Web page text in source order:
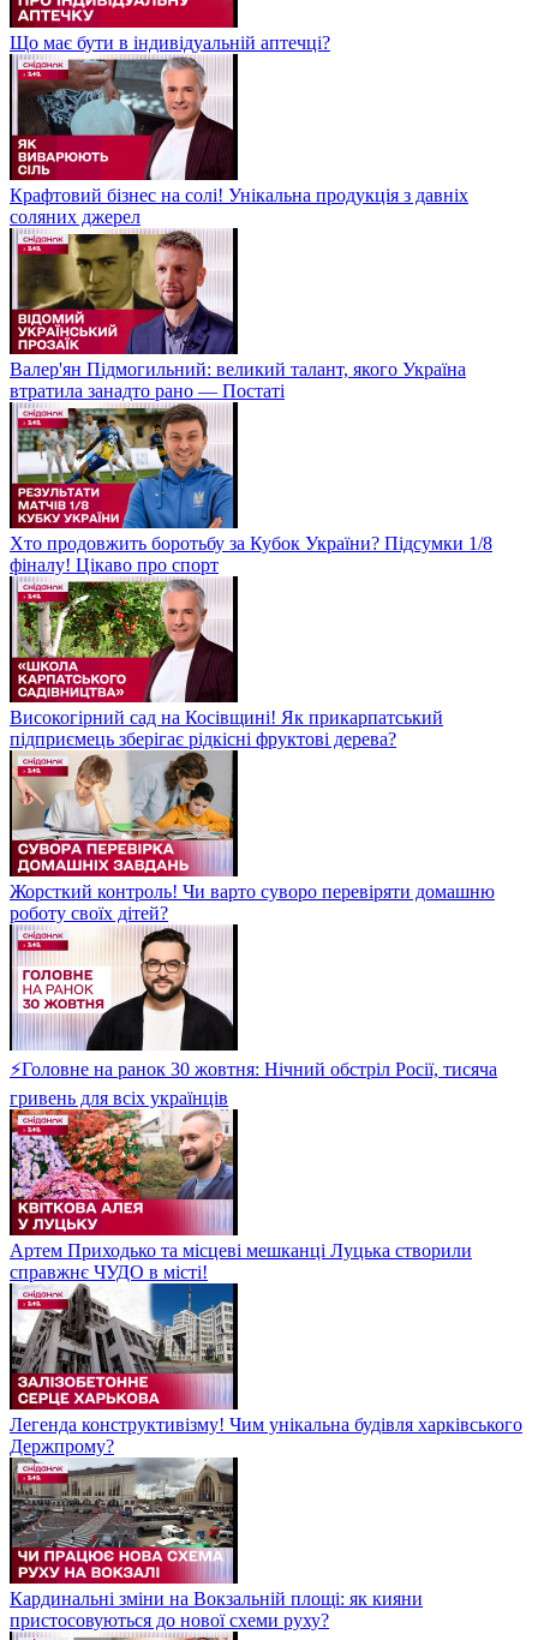
Що має бути в індивідуальній аптечці?
Крафтовий бізнес на солі! Унікальна продукція з давніх
соляних джерел
Валер'ян Підмогильний: великий талант, якого Україна
втратила занадто рано — Постаті
Хто продовжить боротьбу за Кубок України? Підсумки 1/8
фіналу! Цікаво про спорт
Високогірний сад на Косівщині! Як прикарпатський
підприємець зберігає рідкісні фруктові дерева?
Жорсткий контроль! Чи варто суворо перевіряти домашню
роботу своїх дітей?
⚡Головне на ранок 30 жовтня: Нічний обстріл Росії, тисяча
гривень для всіх українців
Артем Приходько та місцеві мешканці Луцька створили
справжнє ЧУДО в місті!
Легенда конструктивізму! Чим унікальна будівля харківського
Держпрому?
Кардинальні зміни на Вокзальній площі: як кияни
пристосовуються до нової схеми руху?